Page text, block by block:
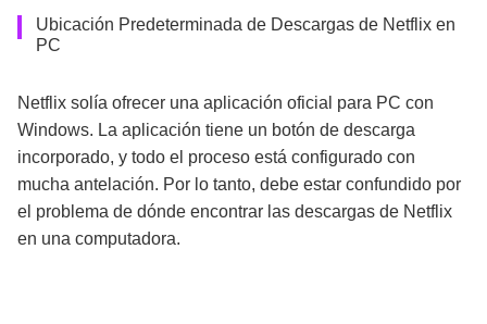
Ubicación Predeterminada de Descargas de Netflix en
PC
Netflix solía ofrecer una aplicación oficial para PC con
Windows. La aplicación tiene un botón de descarga
incorporado, y todo el proceso está configurado con
mucha antelación. Por lo tanto, debe estar confundido por
el problema de dónde encontrar las descargas de Netflix
en una computadora.